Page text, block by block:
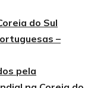
do Sul
–
pela